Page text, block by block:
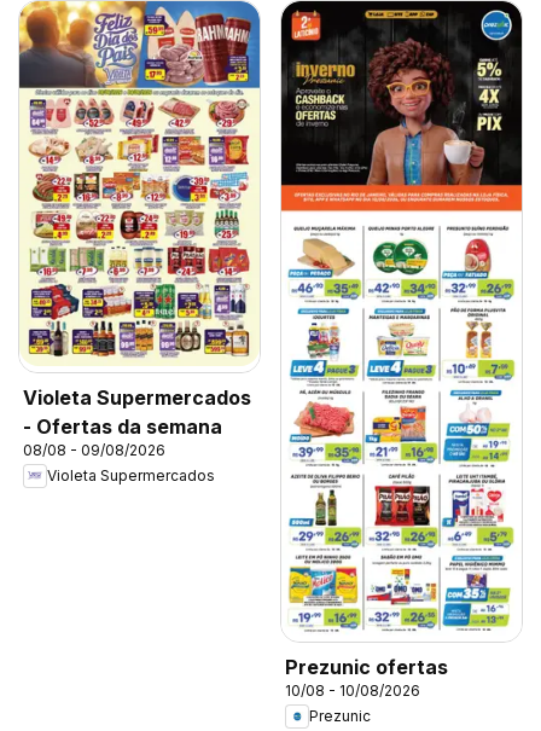
Violeta Supermercados
- Ofertas da semana
08/08 - 09/08/2026
Violeta Supermercados
Prezunic ofertas
10/08 - 10/08/2026
Prezunic